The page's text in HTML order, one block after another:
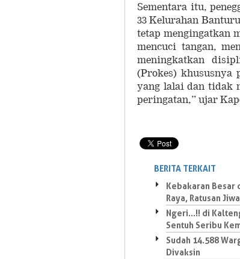
Sementara itu,
33 Kelurahan
tetap mengingatkan
mencuci tangan,
meningkatkan
(Prokes) khususnya
yang lalai dan tidak
peringatan,” ujar
BERITA TERKAIT
Kebakaran Besar
Raya, Ratusan
Ngeri...!! di
Sentuh Seribu
Sudah 14.588
Divaksin